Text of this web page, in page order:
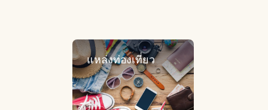
แหล่งท่องเที่ยว